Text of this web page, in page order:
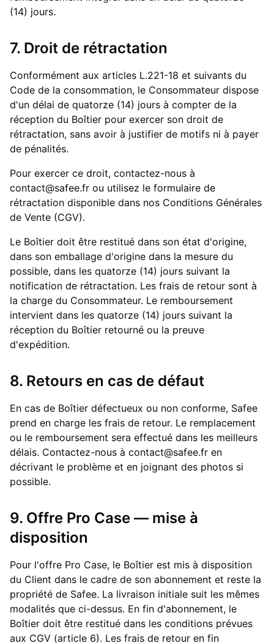
(14) jours.
7. Droit de rétractation
Conformément aux articles L.221-18 et suivants du
Code de la consommation, le Consommateur dispose
d'un délai de quatorze (14) jours à compter de la
réception du Boîtier pour exercer son droit de
rétractation, sans avoir à justifier de motifs ni à payer
de pénalités.
Pour exercer ce droit, contactez-nous à
contact@safee.fr ou utilisez le formulaire de
rétractation disponible dans nos Conditions Générales
de Vente (CGV).
Le Boîtier doit être restitué dans son état d'origine,
dans son emballage d'origine dans la mesure du
possible, dans les quatorze (14) jours suivant la
notification de rétractation. Les frais de retour sont à
la charge du Consommateur. Le remboursement
intervient dans les quatorze (14) jours suivant la
réception du Boîtier retourné ou la preuve
d'expédition.
8. Retours en cas de défaut
En cas de Boîtier défectueux ou non conforme, Safee
prend en charge les frais de retour. Le remplacement
ou le remboursement sera effectué dans les meilleurs
délais. Contactez-nous à contact@safee.fr en
décrivant le problème et en joignant des photos si
possible.
9. Offre Pro Case — mise à
disposition
Pour l'offre Pro Case, le Boîtier est mis à disposition
du Client dans le cadre de son abonnement et reste la
propriété de Safee. La livraison initiale suit les mêmes
modalités que ci-dessus. En fin d'abonnement, le
Boîtier doit être restitué dans les conditions prévues
aux CGV (article 6). Les frais de retour en fin